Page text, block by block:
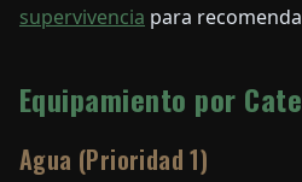
supervivencia para
Equipamiento por
Agua (Prioridad 1)